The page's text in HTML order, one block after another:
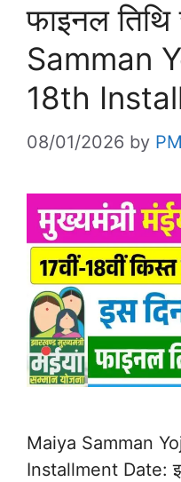
फाइनल
Samman
18th
08/01/2026 by
Maiya Samman
Installment Date: